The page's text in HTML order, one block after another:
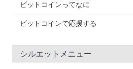
ビットコインってなに
ビットコインで応援する
シルエットメニュー